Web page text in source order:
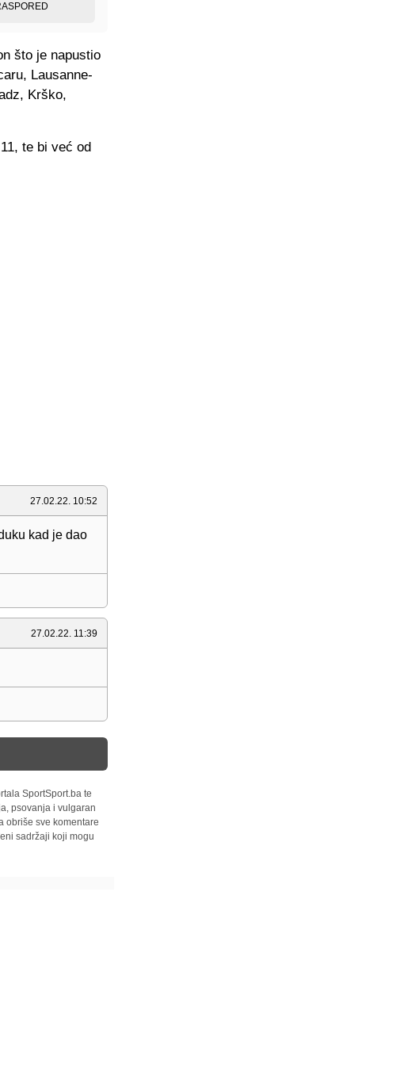
što je napustio
Lausanne-
Krško,
te bi već od
27.02.22. 10:52
kad je dao
27.02.22. 11:39
SportSport.ba te
psovanja i vulgaran
obriše sve komentare
sadržaji koji mogu